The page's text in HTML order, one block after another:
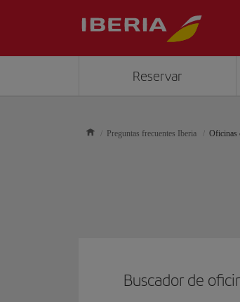
Reservar
Preguntas frecuentes Iberia Oficinas
Buscador de